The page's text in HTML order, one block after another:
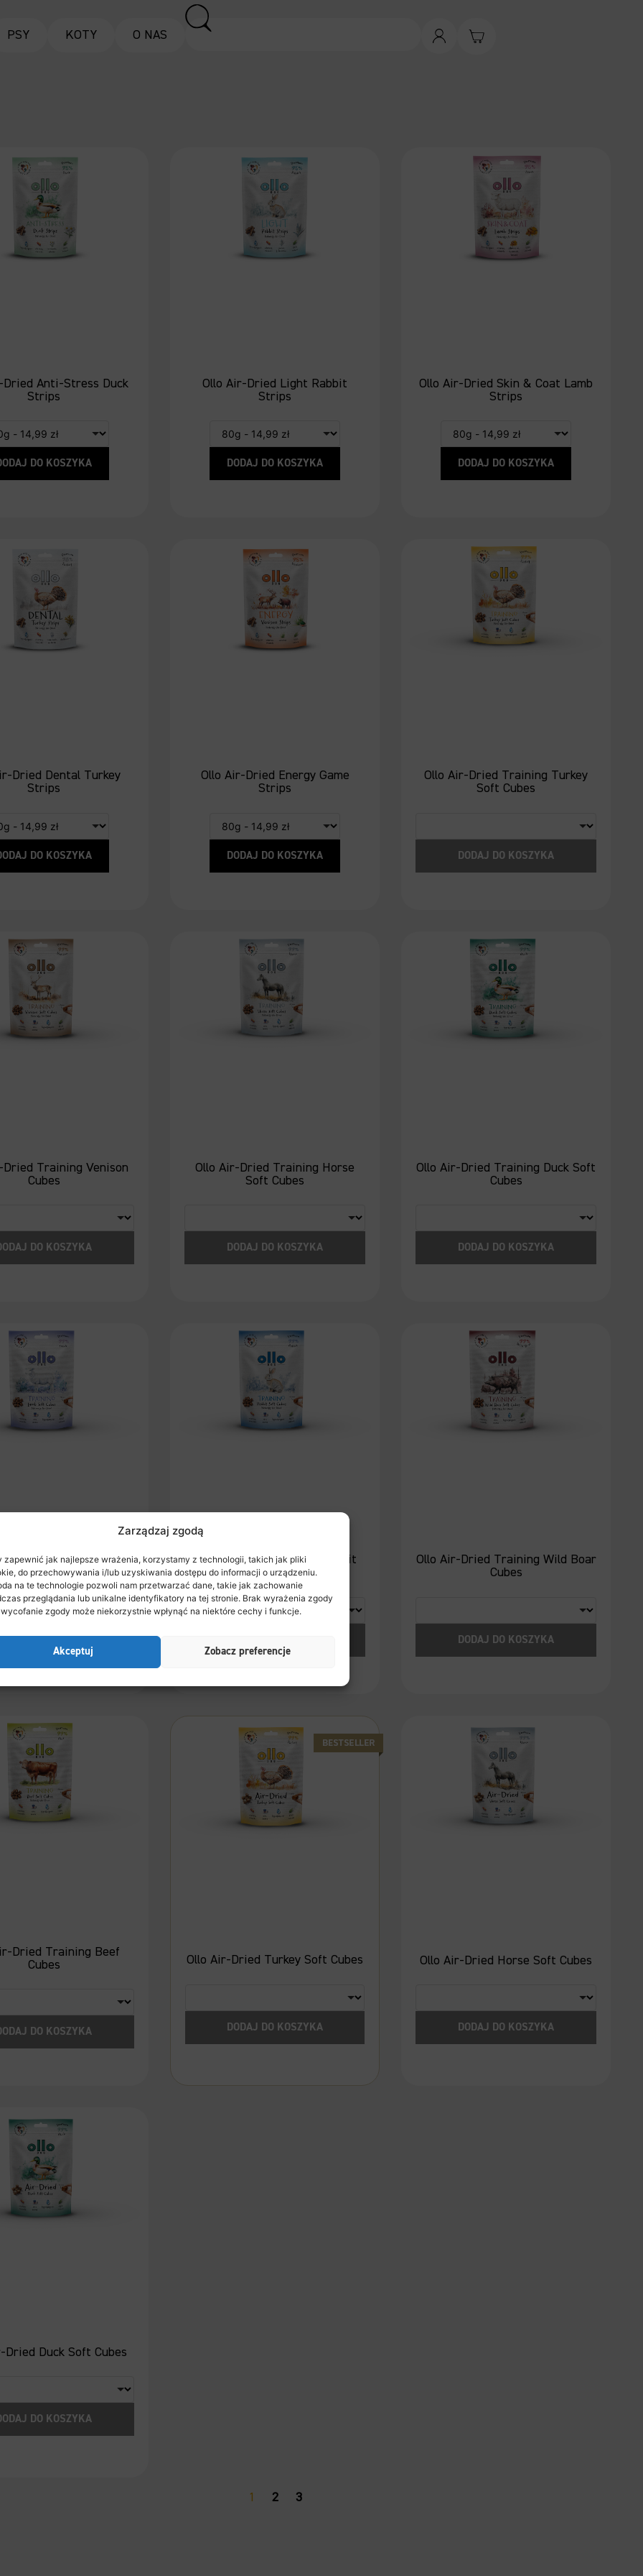
Zarządzaj zgodą
zapewnić jak najlepsze wrażenia, korzystamy z technologii, takich jak pliki
do przechowywania i/lub uzyskiwania dostępu do informacji o urządzeniu.
na te technologie pozwoli nam przetwarzać dane, takie jak zachowanie
przeglądania lub unikalne identyfikatory na tej stronie. Brak wyrażenia zgody
zgody może niekorzystnie wpłynąć na niektóre cechy i funkcje.
Akceptuj Zobacz preferencje
PSY KOTY O NAS
Dried Anti-Stress Duck
Strips
DO KOSZYKA
Ollo Air-Dried Light Rabbit
Strips
DODAJ DO KOSZYKA
Ollo Air-Dried Skin & Coat Lamb
Strips
DODAJ DO KOSZYKA
Dried Dental Turkey
Strips
DO KOSZYKA
Ollo Air-Dried Energy Game
Strips
DODAJ DO KOSZYKA
Ollo Air-Dried Training Turkey
Soft Cubes
DODAJ DO KOSZYKA
Training Venison
Cubes
DO KOSZYKA
Ollo Air-Dried Training Horse
Soft Cubes
DODAJ DO KOSZYKA
Ollo Air-Dried Training Duck Soft
Cubes
DODAJ DO KOSZYKA
Dried Training Lamb
Soft Cubes
DO KOSZYKA
Ollo Air-Dried Training Rabbit
Cubes
Ollo Air-Dried Training Wild Boar
Cubes
DODAJ DO KOSZYKA
Dried Training Beef
Cubes
DO KOSZYKA
Ollo Air-Dried Turkey Soft Cubes
DODAJ DO KOSZYKA
Ollo Air-Dried Horse Soft Cubes
DODAJ DO KOSZYKA
Dried Duck Soft Cubes
DO KOSZYKA
1 2 3